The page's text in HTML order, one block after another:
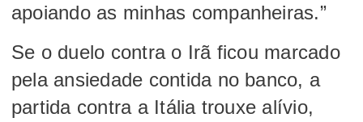
apoiando as minhas companheiras.”
Se o duelo contra o Irã ficou marcado
pela ansiedade contida no banco, a
partida contra a Itália trouxe alívio,